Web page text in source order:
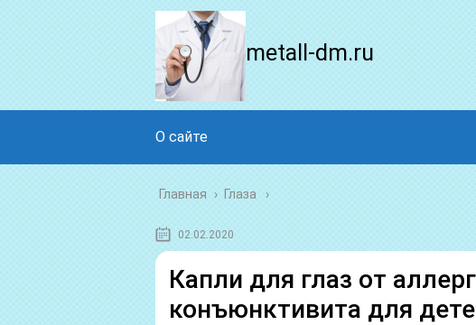
metall-dm.ru
О сайте
Главная › Глаза
02.02.2020
Капли для глаз от
конъюнктивита для